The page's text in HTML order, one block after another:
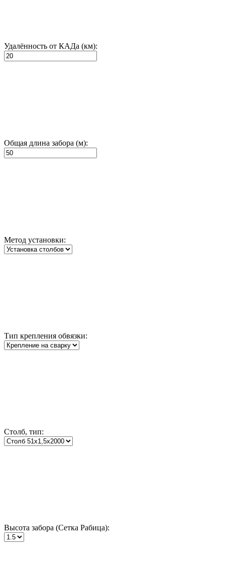
Удалённость от КАДа (км):
Общая длина забора (м):
Метод установки:
Тип крепления обвязки:
Столб, тип:
Высота забора (Сетка Рабица):